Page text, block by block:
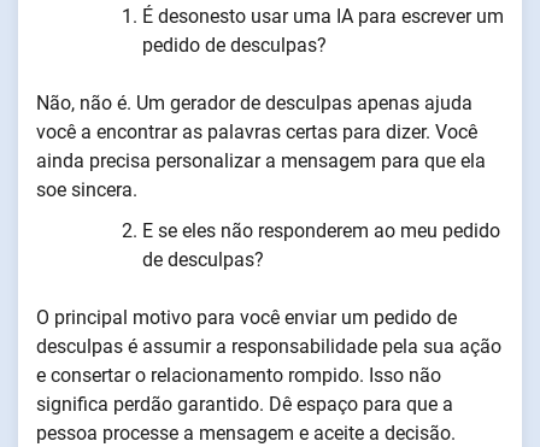
É desonesto usar uma IA para escrever um
pedido de desculpas?
Não, não é. Um gerador de desculpas apenas ajuda
você a encontrar as palavras certas para dizer. Você
ainda precisa personalizar a mensagem para que ela
soe sincera.
E se eles não responderem ao meu pedido
de desculpas?
O principal motivo para você enviar um pedido de
desculpas é assumir a responsabilidade pela sua ação
e consertar o relacionamento rompido. Isso não
significa perdão garantido. Dê espaço para que a
pessoa processe a mensagem e aceite a decisão.